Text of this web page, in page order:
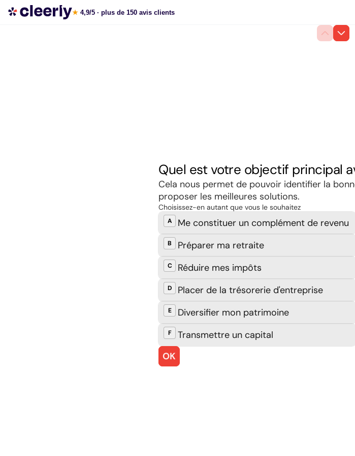
Souscrire aux meilleures SCPI en ligne
★ 4,9/5 · plus de 150 avis clients